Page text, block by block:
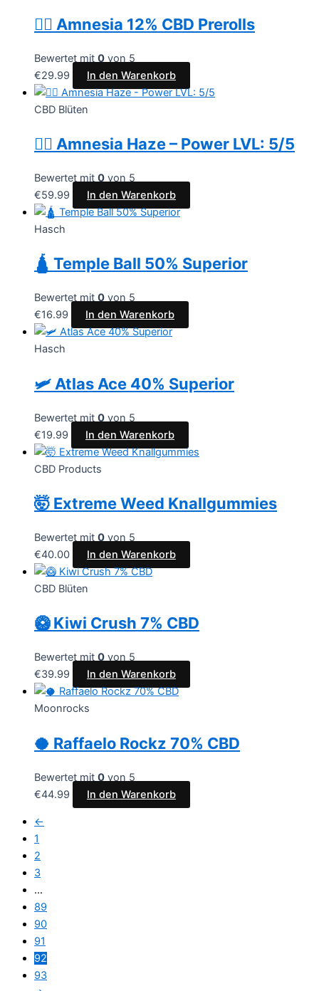
😶‍🌫️ Amnesia 12% CBD Prerolls
Bewertet mit 0 von 5
€29.99 In den Warenkorb
CBD Blüten
😶‍🌫️ Amnesia Haze – Power LVL: 5/5
Bewertet mit 0 von 5
€59.99 In den Warenkorb
Hasch
🛕 Temple Ball 50% Superior
Bewertet mit 0 von 5
€16.99 In den Warenkorb
Hasch
🛩️ Atlas Ace 40% Superior
Bewertet mit 0 von 5
€19.99 In den Warenkorb
CBD Products
🤯 Extreme Weed Knallgummies
Bewertet mit 0 von 5
€40.00 In den Warenkorb
CBD Blüten
🥝 Kiwi Crush 7% CBD
Bewertet mit 0 von 5
€39.99 In den Warenkorb
Moonrocks
🥥 Raffaelo Rockz 70% CBD
Bewertet mit 0 von 5
€44.99 In den Warenkorb
←
1
2
3
…
89
90
91
92
93